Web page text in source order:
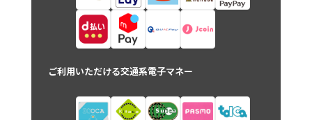
ご利用いただける交通系電子マネー